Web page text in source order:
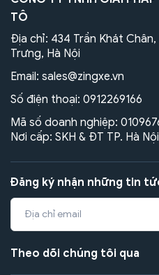
TÔ
Địa chỉ: 434 Trần Khát Chân,
Trưng, Hà Nội
Email: sales@zingxe.vn
Số điện thoại: 0912269166
Mã số doanh nghiệp:
Nơi cấp: SKH & ĐT TP. Hà Nội
Đăng ký nhận những tin
Theo dõi chúng tôi qua